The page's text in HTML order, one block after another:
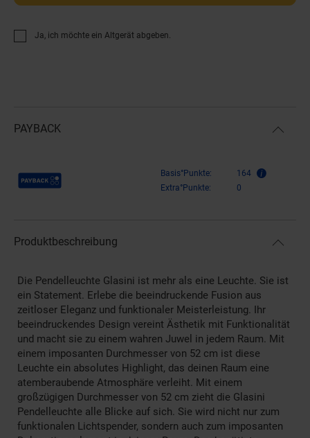
Ja, ich möchte ein Altgerät abgeben.
PAYBACK
Payback Punkte Basis°Punkte:
164
Extra°Punkte:
0
Produktbeschreibung
Die Pendelleuchte Glasini ist mehr als eine Leuchte. Sie ist
ein Statement. Erlebe die beeindruckende Fusion aus
zeitloser Eleganz und funktionaler Meisterleistung. Ihr
beeindruckendes Design vereint Ästhetik mit Funktionalität
und macht sie zu einem wahren Juwel in jedem Raum. Mit
einem imposanten Durchmesser von 52 cm ist diese
Leuchte ein absolutes Highlight, das deinen Raum eine
atemberaubende Atmosphäre verleiht. Mit einem
großzügigen Durchmesser von 52 cm zieht die Glasini
Pendelleuchte alle Blicke auf sich. Sie wird nicht nur zum
funktionalen Lichtspender, sondern auch zum imposanten